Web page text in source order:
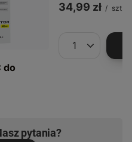
do
34,99 zł / szt.
Ilość
pytania?